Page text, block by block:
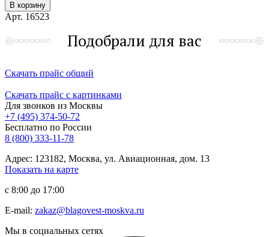
В корзину
Арт. 16523
Подобрали для вас
Скачать прайс общий
Скачать прайс с картинками
Для звонков из Москвы
+7 (495) 374-50-72
Бесплатно по России
8 (800) 333-11-78
Адрес: 123182, Москва, ул. Авиационная, дом. 13
Показать на карте
с 8:00 до 17:00
E-mail: zakaz@blagovest-moskva.ru
Мы в социальных сетях